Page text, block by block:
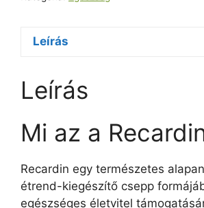
Leírás
Leírás
Mi az a
Recardin egy természetes
étrend-kiegészítő csepp
egészséges életvitel